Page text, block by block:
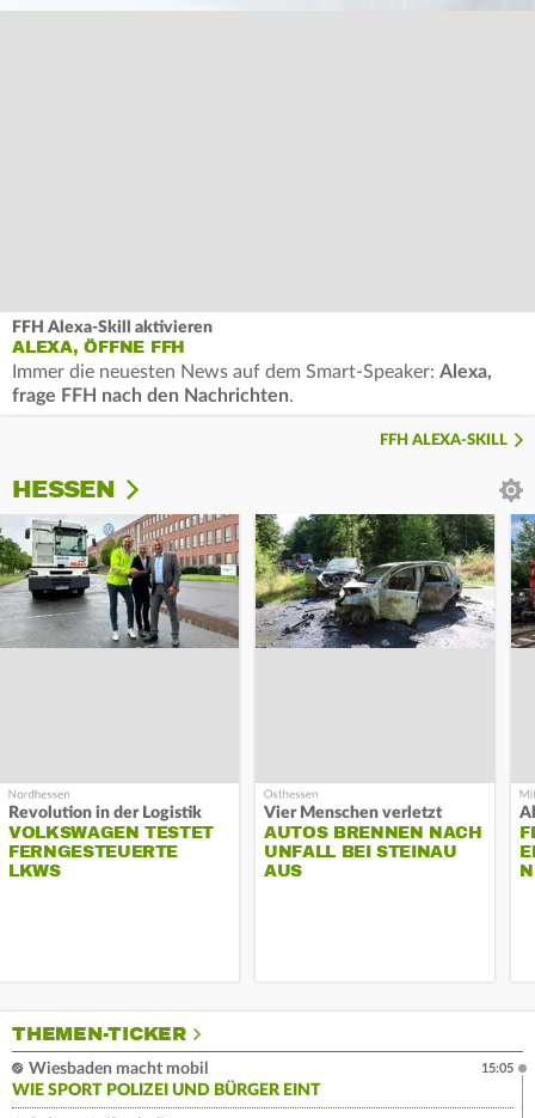
FFH Alexa-Skill aktivieren
ALEXA, ÖFFNE FFH
Immer die neuesten News auf dem Smart-Speaker: Alexa,
frage FFH nach den Nachrichten.
FFH ALEXA-SKILL
HESSEN
Revolution in der Logistik
VOLKSWAGEN TESTET
FERNGESTEUERTE
LKWS
Vier Menschen verletzt
AUTOS BRENNEN NACH
UNFALL BEI STEINAU
AUS
THEMEN-TICKER
Wiesbaden macht mobil
WIE SPORT POLIZEI UND BÜRGER EINT
15:05